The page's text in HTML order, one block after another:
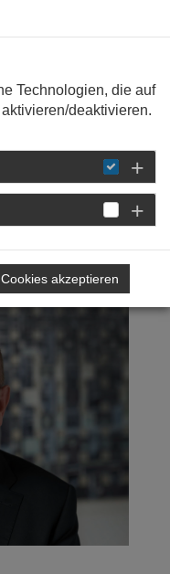
DETAIL
Technologien, die auf
deaktivieren.
akzeptieren